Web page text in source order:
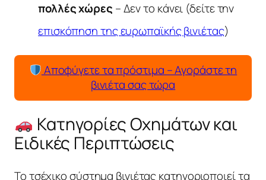
πολλές χώρες – Δεν το κάνει (δείτε την
επισκόπηση της ευρωπαϊκής βινιέτας)
Αποφύγετε τα πρόστιμα – Αγοράστε τη
βινιέτα σας τώρα
Κατηγορίες Οχημάτων και
Ειδικές Περιπτώσεις
Το τσέχικο σύστημα βινιέτας κατηγοριοποιεί τα